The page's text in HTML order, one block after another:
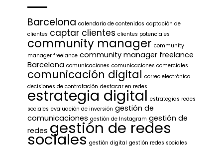
Barcelona calendario de contenidos captación de
clientes captar clientes clientes potenciales
community manager community
manager freelance community manager freelance
Barcelona comunicaciones comunicaciones comerciales
comunicación digital correo electrónico
decisiones de contratación destacar en redes
estrategia digital estrategias redes
sociales evaluación de inversión gestión de
comunicaciones gestión de Instagram gestión de
redes gestión de redes
sociales gestión digital gestión redes sociales